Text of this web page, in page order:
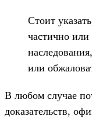
Стоит
частично
или
В любом случае
доказательств,